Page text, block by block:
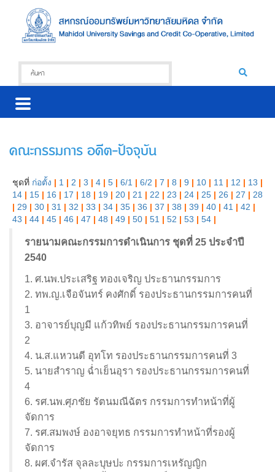
คณะกรรมการ อดีต-ปัจจุบัน
ชุดที่ ก่อตั้ง | 1 | 2 | 3 | 4 | 5 | 6/1 | 6/2 | 7 | 8 | 9 | 10 | 11 | 12 | 13 |
14 | 15 | 16 | 17 | 18 | 19 | 20 | 21 | 22 | 23 | 24 | 25 | 26 | 27 | 28
| 29 | 30 | 31 | 32 | 33 | 34 | 35 | 36 | 37 | 38 | 39 | 40 | 41 | 42 |
43 | 44 | 45 | 46 | 47 | 48 | 49 | 50 | 51 | 52 | 53 | 54 |
รายนามคณะกรรมการดำเนินการ ชุดที่ 25 ประจำปี
2540
1. ศ.นพ.ประเสริฐ ทองเจริญ ประธานกรรมการ
2. ทพ.ญ.เจือจันทร์ คงศักดิ์ รองประธานกรรมการคนที่
1
3. อาจารย์บุญมี แก้วทิพย์ รองประธานกรรมการคนที่
2
4. น.ส.แหวนดี อุทโท รองประธานกรรมการคนที่ 3
5. นายสำราญ ฉ่ำเย็นอุรา รองประธานกรรมการคนที่
4
6. รศ.นพ.ศุภชัย รัตนมณีฉัตร กรรมการทำหน้าที่ผู้
จัดการ
7. รศ.สมพงษ์ องอาจยุทธ กรรมการทำหน้าที่รองผู้
จัดการ
8. ผศ.จำรัส จุลละบุษปะ กรรมการเหรัญญิก